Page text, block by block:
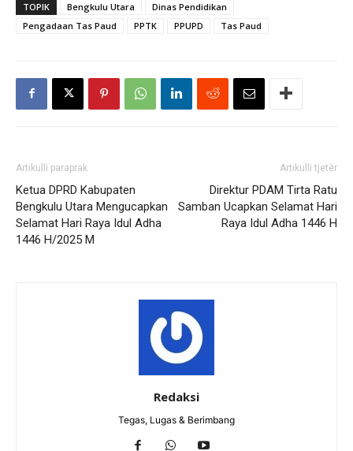
TOPIK Bengkulu Utara
Dinas Pendidikan
Pengadaan Tas Paud
PPTK PPUPD Tas Paud
Artikulli paraprak
Ketua DPRD Kabupaten
Bengkulu Utara Mengucapkan
Selamat Hari Raya Idul Adha
1446 H/2025 M
Artikulli tjetër
Direktur PDAM Tirta Ratu
Samban Ucapkan Selamat Hari
Raya Idul Adha 1446 H
Redaksi
Tegas, Lugas & Berimbang